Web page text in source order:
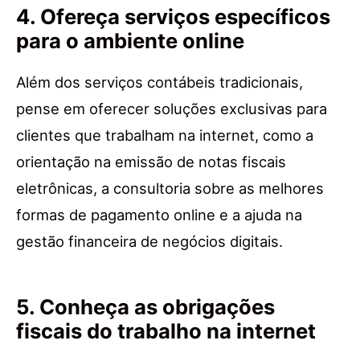
4. Ofereça serviços específicos
para o ambiente online
Além dos serviços contábeis tradicionais,
pense em oferecer soluções exclusivas para
clientes que trabalham na internet, como a
orientação na emissão de notas fiscais
eletrônicas, a consultoria sobre as melhores
formas de pagamento online e a ajuda na
gestão financeira de negócios digitais.
5. Conheça as obrigações
fiscais do trabalho na internet